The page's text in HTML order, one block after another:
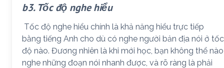
b3. Tốc độ nghe hiểu
Tốc độ nghe hiểu chính là khả năng hiểu trực tiếp
bằng tiếng Anh cho dù có nghe người bản địa nói ở tốc
độ nào. Đương nhiên là khi mới học, bạn không thể nào
nghe những đoạn nói nhanh được, và rõ ràng là phải